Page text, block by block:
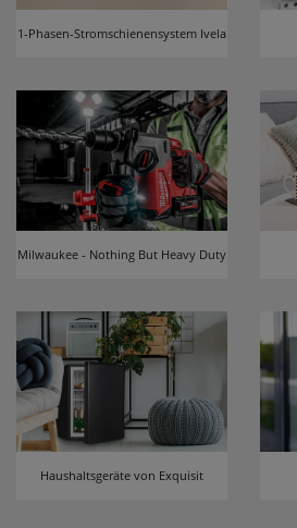
1-Phasen-Stromschienensystem Ivela
Milwaukee - Nothing But Heavy Duty
Haushaltsgeräte von Exquisit